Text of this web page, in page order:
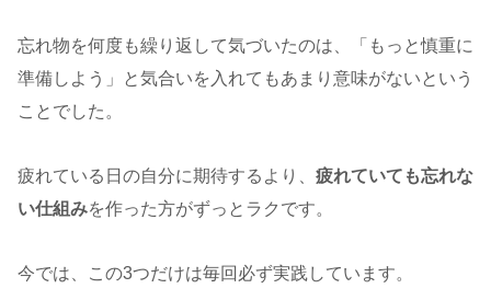
忘れ物を何度も繰り返して気づいたのは、「もっと慎重に
準備しよう」と気合いを入れてもあまり意味がないという
ことでした。
疲れている日の自分に期待するより、 疲れていても忘れな
い仕組みを作った方がずっとラクです。
今では、この3つだけは毎回必ず実践しています。